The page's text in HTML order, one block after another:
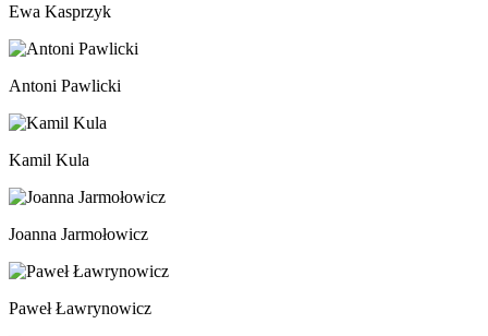
Ewa Kasprzyk
Antoni Pawlicki
Kamil Kula
Joanna Jarmołowicz
Paweł Ławrynowicz